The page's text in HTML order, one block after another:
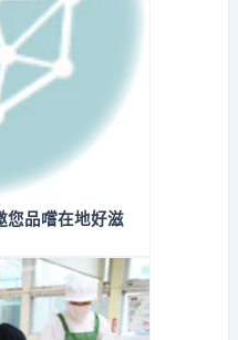
您品嚐在地好滋